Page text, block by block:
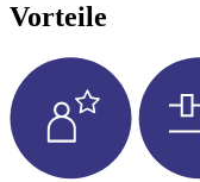
Vorteile